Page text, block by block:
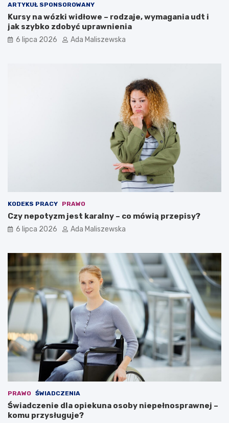
ARTYKUŁ SPONSOROWANY
Kursy na wózki widłowe – rodzaje, wymagania udt i
jak szybko zdobyć uprawnienia
6 lipca 2026 Ada Maliszewska
KODEKS PRACY PRAWO
Czy nepotyzm jest karalny – co mówią przepisy?
6 lipca 2026 Ada Maliszewska
PRAWO ŚWIADCZENIA
Świadczenie dla opiekuna osoby niepełnosprawnej –
komu przysługuje?